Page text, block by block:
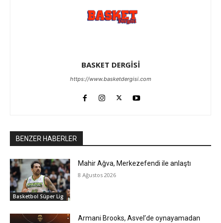
BASKET DERGİSİ
https://www.basketdergisi.com
BENZER HABERLER
Basketbol Süper Lig
Mahir Ağva, Merkezefendi ile anlaştı
8 Ağustos 2026
Armani Brooks, Asvel’de oynayamadan